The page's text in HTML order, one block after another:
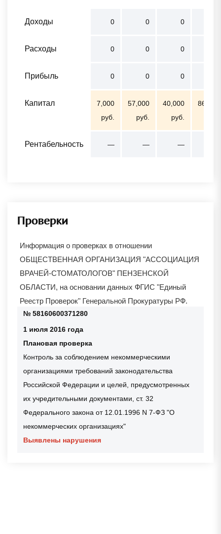
Доходы 0 0 0
Расходы 0 0 0
Прибыль 0 0 0
Капитал
7,000
руб.
57,000
руб.
40,000
руб.
86,000
Рентабельность — — —
Проверки
Информация о проверках в отношении
ОБЩЕСТВЕННАЯ ОРГАНИЗАЦИЯ "АССОЦИАЦИЯ
ВРАЧЕЙ-СТОМАТОЛОГОВ" ПЕНЗЕНСКОЙ
ОБЛАСТИ, на основании данных ФГИС "Единый
Реестр Проверок" Генеральной Прокуратуры РФ.
№ 58160600371280
1 июля 2016 года
Плановая проверка
Контроль за соблюдением некоммерческими
организациями требований законодательства
Российской Федерации и целей, предусмотренных
их учредительными документами, ст. 32
Федерального закона от 12.01.1996 N 7-ФЗ "О
некоммерческих организациях"
Выявлены нарушения